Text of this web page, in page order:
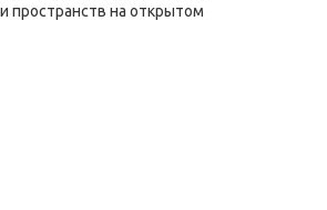
пространств на открытом